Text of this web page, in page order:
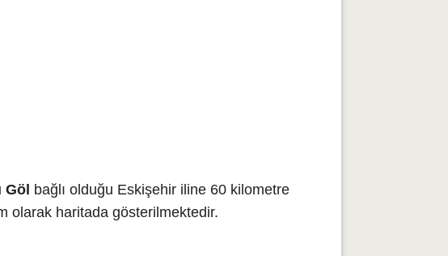
Göl
bağlı olduğu Eskişehir iline 60 kilometre
olarak haritada gösterilmektedir.